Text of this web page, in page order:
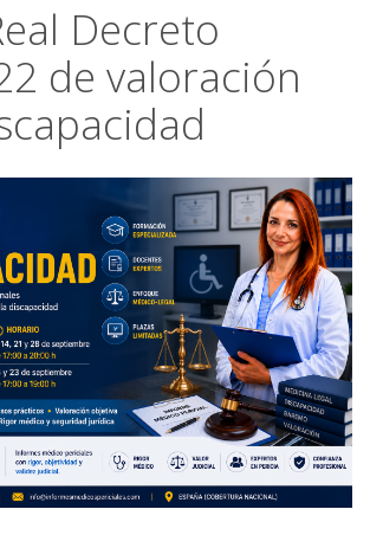
Decreto
de valoración